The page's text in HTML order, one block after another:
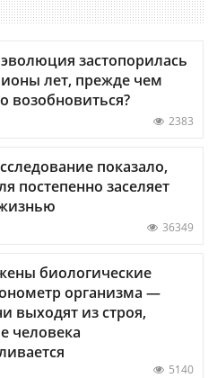
застопорилась
лет, прежде чем
возобновиться?
2383
показало,
постепенно заселяет
36349
биологические
организма —
выходят из строя,
человека
5140